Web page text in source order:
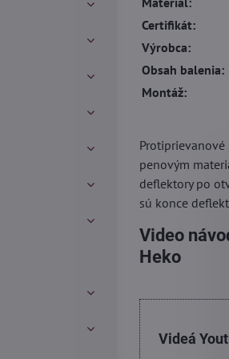
Certifikát:
Výrobca:
Obsah balenia:
Montáž:
penovým
deflektory po
sú konce
Video
Heko
Videá